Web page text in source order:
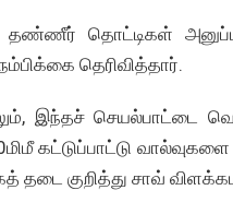
தண்ணீர் தொட்டிகள்
தெரிவித்தார்.
இந்தச் செயல்பாட்டை
கட்டுப்பாட்டு
தடை குறித்து சாவ்